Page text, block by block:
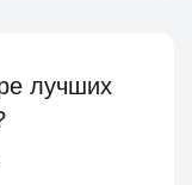
лучших